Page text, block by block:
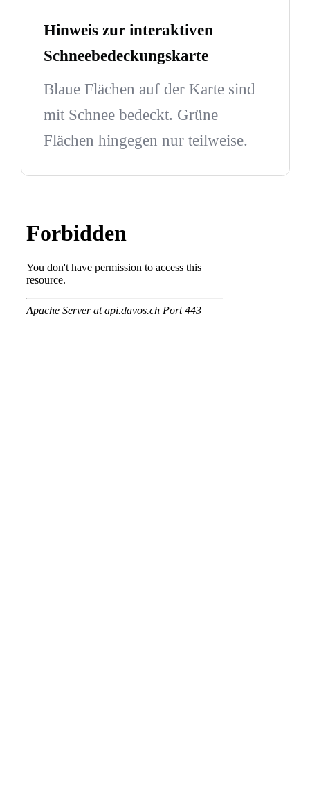
Hinweis zur interaktiven
Schneebedeckungskarte
Blaue Flächen auf der Karte sind
mit Schnee bedeckt. Grüne
Flächen hingegen nur teilweise.